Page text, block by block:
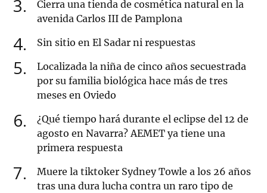
3
Cierra una tienda de cosmética natural en la
avenida Carlos III de Pamplona
4 Sin sitio en El Sadar ni respuestas
5
Localizada la niña de cinco años secuestrada
por su familia biológica hace más de tres
meses en Oviedo
6
¿Qué tiempo hará durante el eclipse del 12 de
agosto en Navarra? AEMET ya tiene una
primera respuesta
7
Muere la tiktoker Sydney Towle a los 26 años
tras una dura lucha contra un raro tipo de